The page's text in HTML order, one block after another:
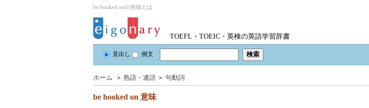
be hooked onの意味とは
TOEFL・TOEIC・英検の英語学習辞書
見出し 例文
ホーム ＞ 熟語・連語 ＞ 句動詞
be hooked on 意味